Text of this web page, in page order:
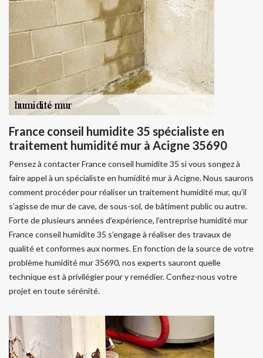
France conseil humidite 35 spécialiste en
traitement humidité mur à Acigne 35690
Pensez à contacter France conseil humidite 35 si vous songez à
faire appel à un spécialiste en humidité mur à Acigne. Nous saurons
comment procéder pour réaliser un traitement humidité mur, qu’il
s’agisse de mur de cave, de sous-sol, de bâtiment public ou autre.
Forte de plusieurs années d’expérience, l’entreprise humidité mur
France conseil humidite 35 s’engage à réaliser des travaux de
qualité et conformes aux normes. En fonction de la source de votre
problème humidité mur 35690, nos experts sauront quelle
technique est à privilégier pour y remédier. Confiez-nous votre
projet en toute sérénité.